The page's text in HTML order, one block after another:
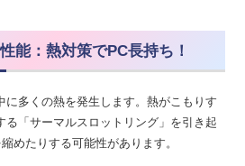
能：熱対策でPC長持ち！
に多くの熱を発生します。熱がこもりす
る「サーマルスロットリング」を引き起
めたりする可能性があります。